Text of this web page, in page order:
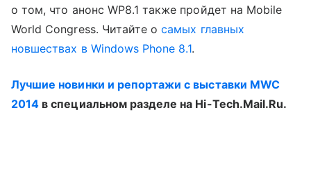
о том, что анонс WP8.1 также пройдет на Mobile
World Congress. Читайте осамых главных
новшествах в Windows Phone 8.1.
Лучшие новинки и репортажи с выставки MWC
2014 в специальном разделе на Hi-Tech.Mail.Ru.